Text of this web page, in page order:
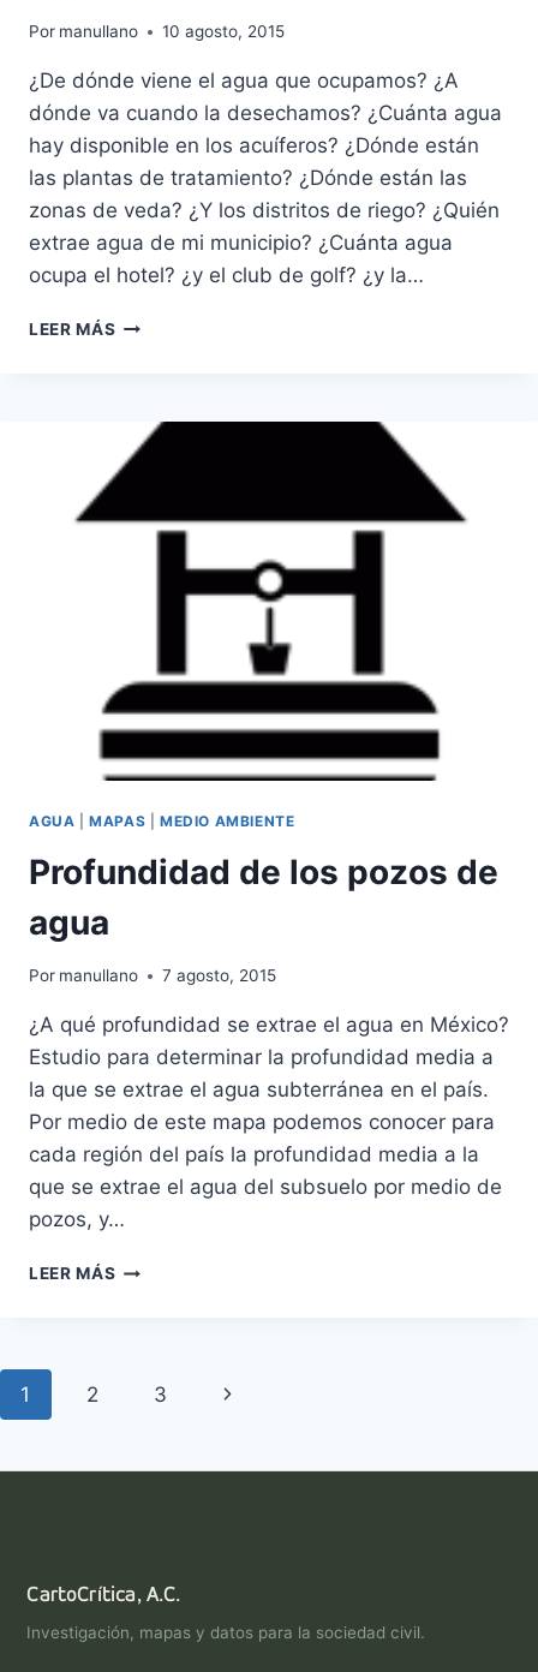
Por manullano 10 agosto, 2015
¿De dónde viene el agua que ocupamos? ¿A
dónde va cuando la desechamos? ¿Cuánta agua
hay disponible en los acuíferos? ¿Dónde están
las plantas de tratamiento? ¿Dónde están las
zonas de veda? ¿Y los distritos de riego? ¿Quién
extrae agua de mi municipio? ¿Cuánta agua
ocupa el hotel? ¿y el club de golf? ¿y la…
LEER MÁS AGUAS
AGUA |MAPAS MEDIO AMBIENTE
Profundidad de los pozos de
agua
Por manullano 7 agosto, 2015
¿A qué profundidad se extrae el agua en México?
Estudio para determinar la profundidad media a
la que se extrae el agua subterránea en el país.
Por medio de este mapa podemos conocer para
cada región del país la profundidad media a la
que se extrae el agua del subsuelo por medio de
pozos, y…
LEER MÁS PROFUNDIDAD
AGUA
Navegación
1 2 3
Siguiente
CartoCrítica, A.C.
Investigación, mapas y datos para la sociedad civil.